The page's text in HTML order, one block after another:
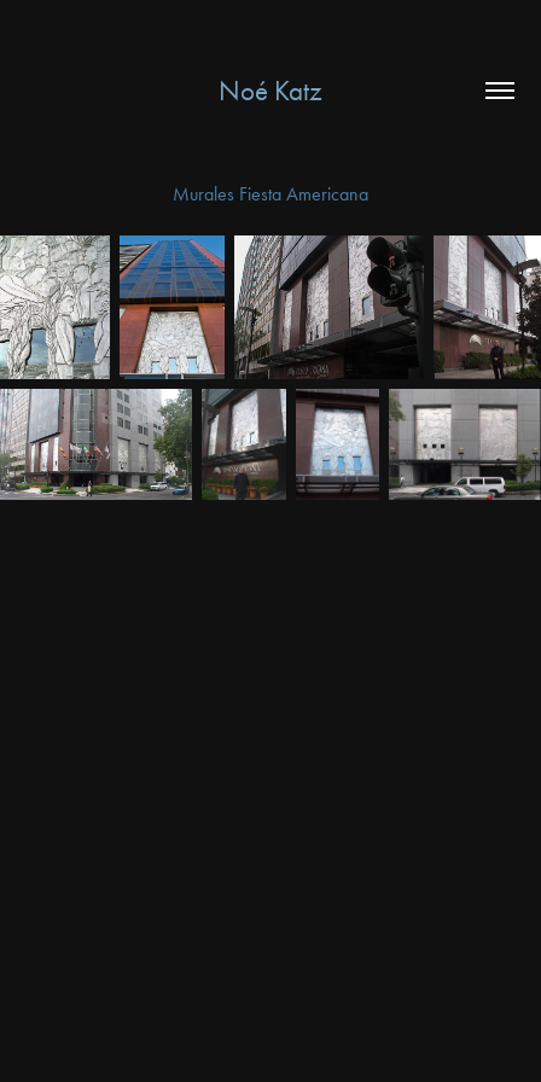
Noé Katz
Murales Fiesta Americana